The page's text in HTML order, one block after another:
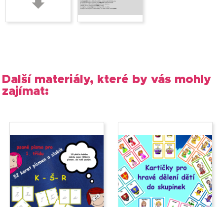
Další materiály, které by vás mohly
zajímat: